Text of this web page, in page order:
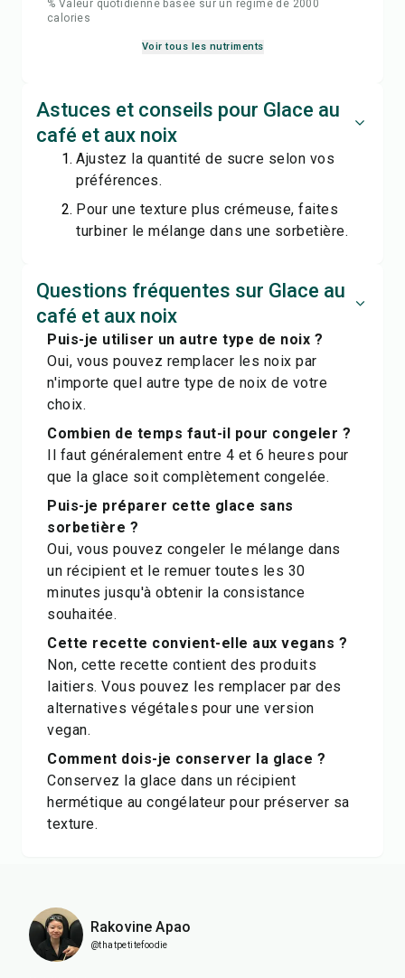
% Valeur quotidienne basée sur un régime de 2000
calories
Voir tous les nutriments
Astuces et conseils pour Glace au
café et aux noix
Ajustez la quantité de sucre selon vos
préférences.
Pour une texture plus crémeuse, faites
turbiner le mélange dans une sorbetière.
Questions fréquentes sur Glace au
café et aux noix
Puis-je utiliser un autre type de noix ?
Oui, vous pouvez remplacer les noix par
n'importe quel autre type de noix de votre
choix.
Combien de temps faut-il pour congeler ?
Il faut généralement entre 4 et 6 heures pour
que la glace soit complètement congelée.
Puis-je préparer cette glace sans
sorbetière ?
Oui, vous pouvez congeler le mélange dans
un récipient et le remuer toutes les 30
minutes jusqu'à obtenir la consistance
souhaitée.
Cette recette convient-elle aux vegans ?
Non, cette recette contient des produits
laitiers. Vous pouvez les remplacer par des
alternatives végétales pour une version
vegan.
Comment dois-je conserver la glace ?
Conservez la glace dans un récipient
hermétique au congélateur pour préserver sa
texture.
Rakovine Apao
@thatpetitefoodie